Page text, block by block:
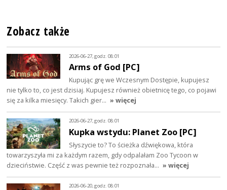
Zobacz także
2026-06-27, godz. 08:01
Arms of God [PC]
Kupując grę we Wczesnym Dostępie, kupujesz
nie tylko to, co jest dzisiaj. Kupujesz również obietnicę tego, co pojawi
się za kilka miesięcy. Takich gier… » więcej
2026-06-27, godz. 08:01
Kupka wstydu: Planet Zoo [PC]
Słyszycie to? To ścieżka dźwiękowa, która
towarzyszyła mi za każdym razem, gdy odpalałam Zoo Tycoon w
dzieciństwie. Część z was pewnie też rozpoznała… » więcej
2026-06-20, godz. 08:01